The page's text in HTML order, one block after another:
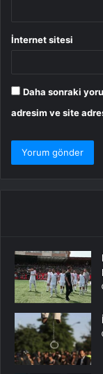
İnternet sitesi
Daha sonraki
adresim ve site